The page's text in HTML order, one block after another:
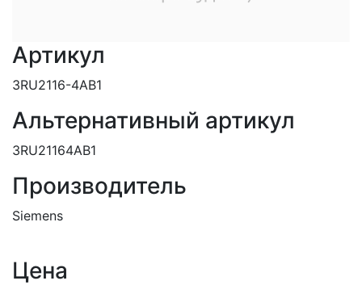
Артикул
3RU2116-4AB1
Альтернативный артикул
3RU21164AB1
Производитель
Siemens
Цена